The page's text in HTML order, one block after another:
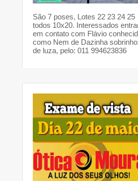
São 7 poses, Lotes 22 23 24 25
todos 10x20. Interessados
em contato com Flávio
como Nem de Dazinha sobrinho
de luza, pelo: 011 994623836